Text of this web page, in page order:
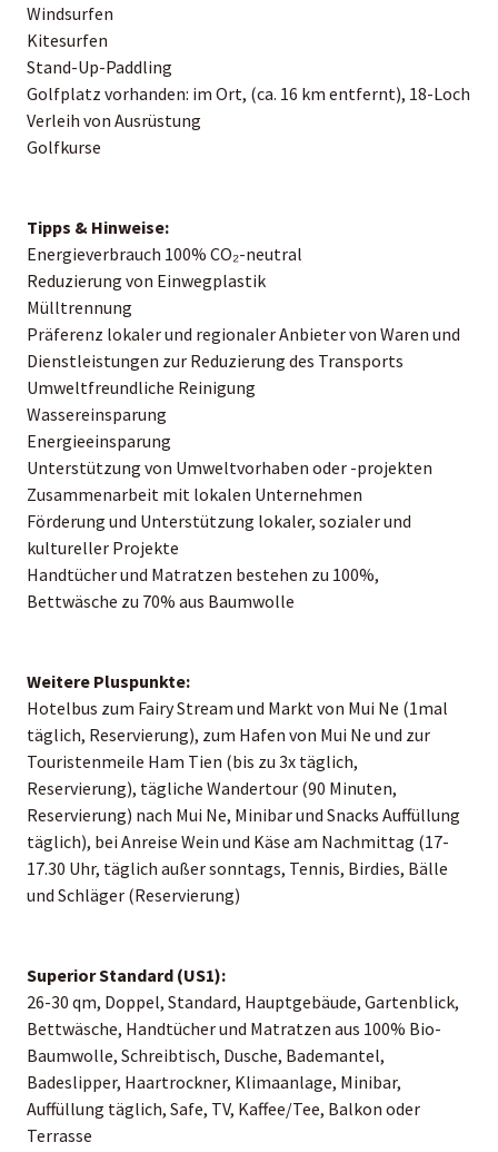
Windsurfen
Kitesurfen
Stand-Up-Paddling
Golfplatz vorhanden: im Ort, (ca. 16 km entfernt), 18-Loch
Verleih von Ausrüstung
Golfkurse
Tipps & Hinweise:
Energieverbrauch 100% CO₂-neutral
Reduzierung von Einwegplastik
Mülltrennung
Präferenz lokaler und regionaler Anbieter von Waren und
Dienstleistungen zur Reduzierung des Transports
Umweltfreundliche Reinigung
Wassereinsparung
Energieeinsparung
Unterstützung von Umweltvorhaben oder -projekten
Zusammenarbeit mit lokalen Unternehmen
Förderung und Unterstützung lokaler, sozialer und
kultureller Projekte
Handtücher und Matratzen bestehen zu 100%,
Bettwäsche zu 70% aus Baumwolle
Weitere Pluspunkte:
Hotelbus zum Fairy Stream und Markt von Mui Ne (1mal
täglich, Reservierung), zum Hafen von Mui Ne und zur
Touristenmeile Ham Tien (bis zu 3x täglich,
Reservierung), tägliche Wandertour (90 Minuten,
Reservierung) nach Mui Ne, Minibar und Snacks Auffüllung
täglich), bei Anreise Wein und Käse am Nachmittag (17-
17.30 Uhr, täglich außer sonntags, Tennis, Birdies, Bälle
und Schläger (Reservierung)
Superior Standard (US1):
26-30 qm, Doppel, Standard, Hauptgebäude, Gartenblick,
Bettwäsche, Handtücher und Matratzen aus 100% Bio-
Baumwolle, Schreibtisch, Dusche, Bademantel,
Badeslipper, Haartrockner, Klimaanlage, Minibar,
Auffüllung täglich, Safe, TV, Kaffee/Tee, Balkon oder
Terrasse